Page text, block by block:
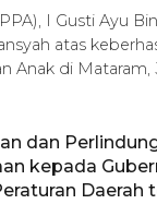
I Gusti Ayu
atas
di Mataram,
dan
kepada
Daerah